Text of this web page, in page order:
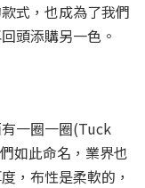
式，也成為了我們
頭添購另一色。
一圈一圈(Tuck
如此命名，業界也
，布性是柔軟的，